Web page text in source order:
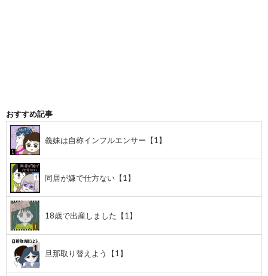
おすすめ記事
義妹は自称インフルエンサー【1】
同居が嫌で仕方ない【1】
18歳で出産しました【1】
旦那取り替えよう【1】